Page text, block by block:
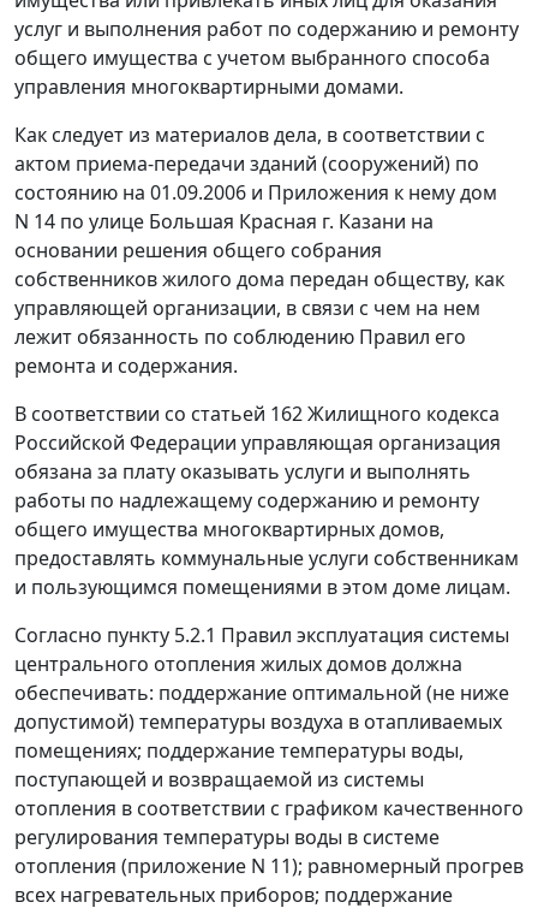
услуг и выполнения работ по содержанию и ремонту
общего имущества с учетом выбранного способа
управления многоквартирными домами.
Как следует из материалов дела, в соответствии с
актом приема-передачи зданий (сооружений) по
состоянию на 01.09.2006 и Приложения к нему дом
N 14 по улице Большая Красная г. Казани на
основании решения общего собрания
собственников жилого дома передан обществу, как
управляющей организации, в связи с чем на нем
лежит обязанность по соблюдению Правил его
ремонта и содержания.
В соответствии со статьей 162Жилищного кодекса
Российской Федерации управляющая организация
обязана за плату оказывать услуги и выполнять
работы по надлежащему содержанию и ремонту
общего имущества многоквартирных домов,
предоставлять коммунальные услуги собственникам
и пользующимся помещениями в этом доме лицам.
Согласно пункту 5.2.1 Правил эксплуатация системы
центрального отопления жилых домов должна
обеспечивать: поддержание оптимальной (не ниже
допустимой) температуры воздуха в отапливаемых
помещениях; поддержание температуры воды,
поступающей и возвращаемой из системы
отопления в соответствии с графиком качественного
регулирования температуры воды в системе
отопления (приложение N 11); равномерный прогрев
всех нагревательных приборов; поддержание